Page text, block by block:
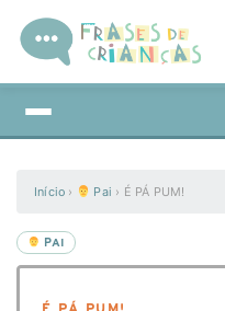
Início › Pai › É PÁ PUM!
PAI